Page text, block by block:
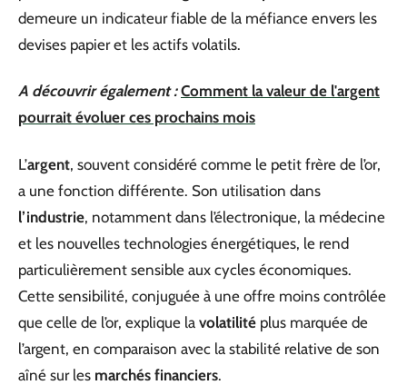
demeure un indicateur fiable de la méfiance envers les
devises papier et les actifs volatils.
A découvrir également : Comment la valeur de l'argent
pourrait évoluer ces prochains mois
L’argent, souvent considéré comme le petit frère de l’or,
a une fonction différente. Son utilisation dans
l’industrie, notamment dans l’électronique, la médecine
et les nouvelles technologies énergétiques, le rend
particulièrement sensible aux cycles économiques.
Cette sensibilité, conjuguée à une offre moins contrôlée
que celle de l’or, explique la volatilité plus marquée de
l’argent, en comparaison avec la stabilité relative de son
aîné sur les marchés financiers.